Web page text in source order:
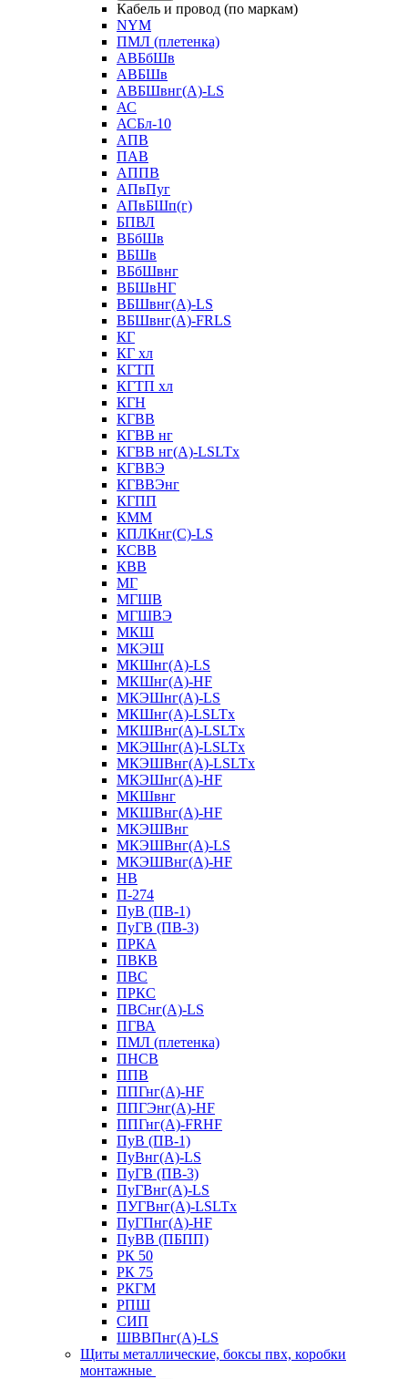
Кабель и провод (по маркам)
NYM
ПМЛ (плетенка)
АВБбШв
АВБШв
АВБШвнг(А)-LS
АС
АСБл-10
АПВ
ПАВ
АППВ
АПвПуг
АПвБШп(г)
БПВЛ
ВБбШв
ВБШв
ВБбШвнг
ВБШвНГ
ВБШвнг(А)-LS
ВБШвнг(А)-FRLS
КГ
КГ хл
КГТП
КГТП хл
КГН
КГВВ
КГВВ нг
КГВВ нг(А)-LSLTx
КГВВЭ
КГВВЭнг
КГПП
КММ
КПЛКнг(C)-LS
КСВВ
КВВ
МГ
МГШВ
МГШВЭ
МКШ
МКЭШ
МКШнг(А)-LS
МКШнг(А)-HF
МКЭШнг(А)-LS
МКШнг(А)-LSLTx
МКШВнг(A)-LSLTx
МКЭШнг(А)-LSLTx
МКЭШВнг(A)-LSLTx
МКЭШнг(А)-HF
МКШвнг
МКШВнг(А)-HF
МКЭШВнг
МКЭШВнг(А)-LS
МКЭШВнг(А)-HF
НВ
П-274
ПуВ (ПВ-1)
ПуГВ (ПВ-3)
ПРКА
ПВКВ
ПВС
ПРКС
ПВСнг(А)-LS
ПГВА
ПМЛ (плетенка)
ПНСВ
ППВ
ППГнг(А)-HF
ППГЭнг(А)-HF
ППГнг(А)-FRHF
ПуВ (ПВ-1)
ПуВнг(А)-LS
ПуГВ (ПВ-3)
ПуГВнг(А)-LS
ПУГВнг(А)-LSLTx
ПуГПнг(А)-HF
ПуВВ (ПБПП)
РК 50
РК 75
РКГМ
РПШ
СИП
ШВВПнг(А)-LS
Щиты металлические, боксы пвх, коробки
монтажные